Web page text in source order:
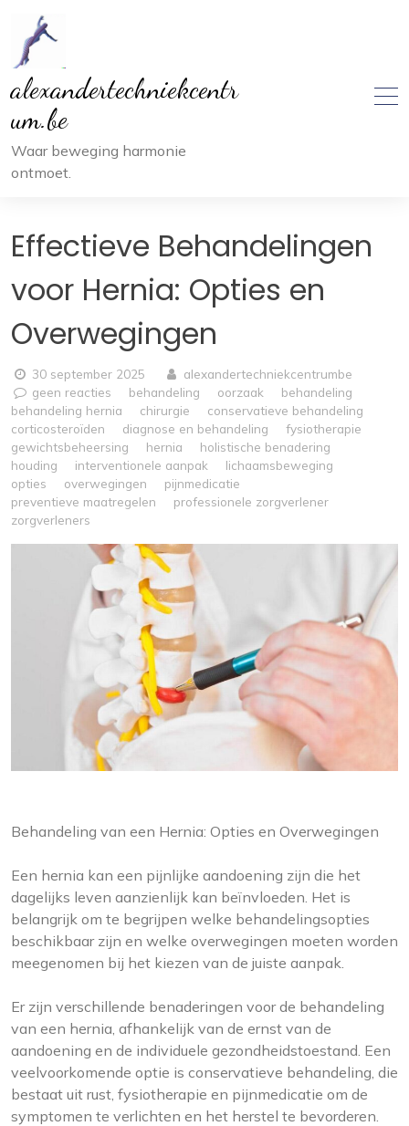
inhoud
alexandertechniekcentr
um.be
Waar beweging harmonie
ontmoet.
Effectieve Behandelingen
voor Hernia: Opties en
Overwegingen
30 september 2025
alexandertechniekcentrumbe
geen reacties
behandeling oorzaak
behandeling
behandeling hernia
chirurgie
conservatieve behandeling
corticosteroïden
diagnose en behandeling
fysiotherapie
gewichtsbeheersing
hernia
holistische benadering
houding
interventionele aanpak
lichaamsbeweging
opties
overwegingen
pijnmedicatie
preventieve maatregelen
professionele zorgverlener
zorgverleners
Behandeling van een Hernia: Opties en Overwegingen
Een hernia kan een pijnlijke aandoening zijn die het
dagelijks leven aanzienlijk kan beïnvloeden. Het is
belangrijk om te begrijpen welke behandelingsopties
beschikbaar zijn en welke overwegingen moeten worden
meegenomen bij het kiezen van de juiste aanpak.
Er zijn verschillende benaderingen voor de behandeling
van een hernia, afhankelijk van de ernst van de
aandoening en de individuele gezondheidstoestand. Een
veelvoorkomende optie is conservatieve behandeling, die
bestaat uit rust, fysiotherapie en pijnmedicatie om de
symptomen te verlichten en het herstel te bevorderen.